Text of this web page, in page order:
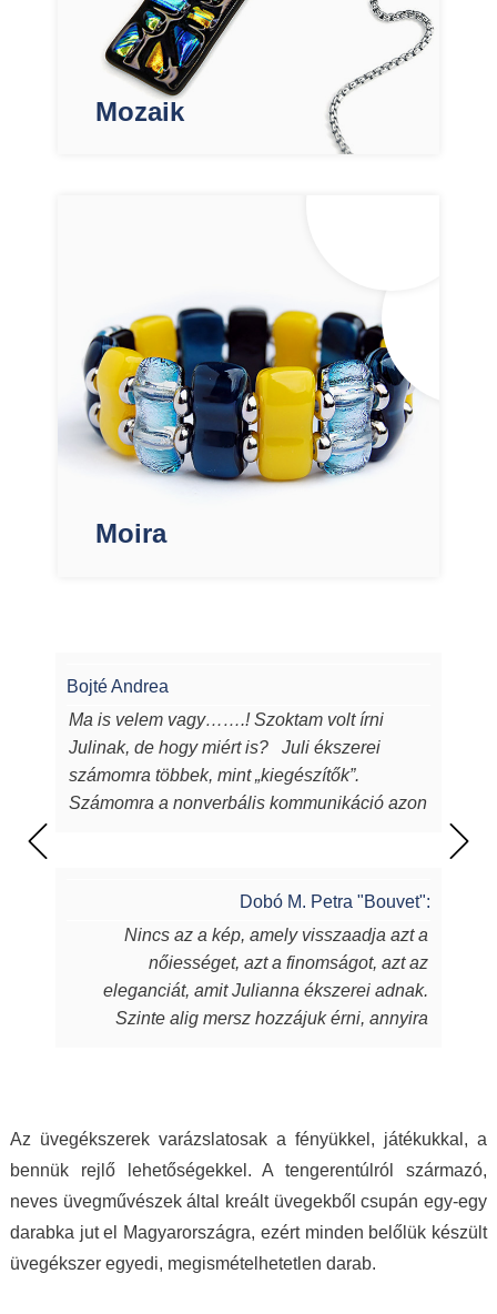
Mozaik
Moira
Bojté Andrea
Ma is velem vagy…….! Szoktam volt írni
Julinak, de hogy miért is? Juli ékszerei
számomra többek, mint „kiegészítők”.
Számomra a nonverbális kommunikáció azon
egyediek, csodaszépek, igényesek,
sugározzák az alkotójuk által belevitt
energiát, szeretetet, amit készítőjük alkotás
során beletett. Szeretem a kincseit, viselem
nap mint nap, melyek során magabiztosabb,
stílust adnak viselőjüknek. Ha a „waooo
érzést” az itt olvasó ismeri…akkor tudja miről
is beszélek. Mindenkinek ilyet kívánok, neked
Dobó M. Petra "Bouvet":
Nincs az a kép, amely visszaadja azt a
nőiességet, azt a finomságot, azt az
eleganciát, amit Julianna ékszerei adnak.
Szinte alig mersz hozzájuk érni, annyira
hordasz épp, akár hétköznapi laza stílust,
nagyon elegánsat, az ékszertől te leszel a
királylány. Varázslat ám, ebben egészen
biztos vagyok.
Az üvegékszerek varázslatosak a fényükkel, játékukkal, a
bennük rejlő lehetőségekkel. A tengerentúlról származó,
neves üvegművészek által kreált üvegekből csupán egy-egy
darabka jut el Magyarországra, ezért minden belőlük készült
üvegékszer egyedi, megismételhetetlen darab.